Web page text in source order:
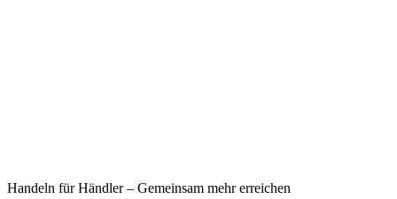
Handeln für Händler – Gemeinsam mehr erreichen